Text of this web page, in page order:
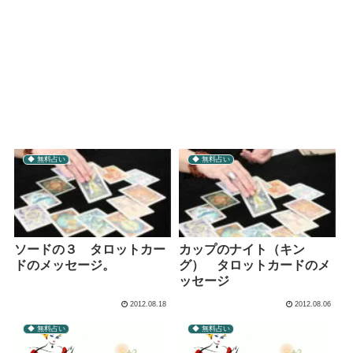
◆ 無料占い
ソードの３ タロットカー
ドのメッセージ。
2012.08.18
◆ 無料占い
カップのナイト（キン
グ） タロットカードのメ
ッセージ
2012.08.06
◆ 無料占い ◆ 無料占い